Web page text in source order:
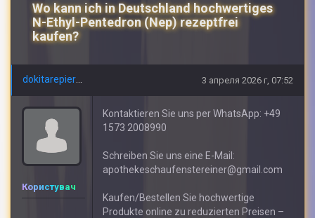
Wo kann ich in Deutschland hochwertiges
N-Ethyl-Pentedron (Nep) rezeptfrei
kaufen?
3 апреля 2026 г, 07:52
Користувач
Kontaktieren Sie uns per WhatsApp: +49
1573 2008990
Schreiben Sie uns eine E-Mail:
apothekeschaufenstereiner@gmail.com
Kaufen/Bestellen Sie hochwertige
Produkte online zu reduzierten Preisen –